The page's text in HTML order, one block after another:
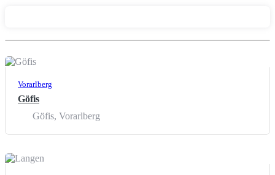
Vorarlberg
Göfis
Göfis, Vorarlberg